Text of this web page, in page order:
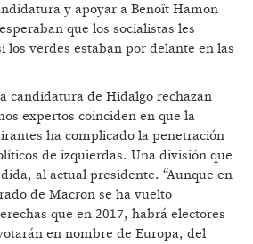
y apoyar a Benoît Hamon
que los socialistas les
los verdes estaban por delante en las
candidatura de Hidalgo rechazan
expertos coinciden en que la
ha complicado la penetración
de izquierdas. Una división que
al actual presidente. “Aunque en
de Macron se ha vuelto
que en 2017, habrá electores
en nombre de Europa, del